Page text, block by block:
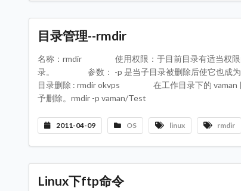
目录管理--rmdir
名称：rmdir 使用权限：于目前目录有适当
录。 参数： -p 是当子目录被删除后使它也
目录删除 : rmdir okvps 在工作目录下的 vaman 目
予删除。rmdir -p vaman/Test
2011-04-09 OS linux rmdir
Linux下ftp命令